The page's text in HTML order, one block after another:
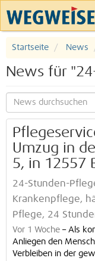
Startseite News
News für
Umzug in
5, in 12557
24-Stunden-
Krankenpflege,
Pflege, 24
Vor 1 Woche – Als
Anliegen den
Verbleiben in der